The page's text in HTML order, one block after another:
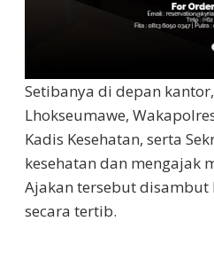
Setibanya di depan
Lhokseumawe,
Kadis Kesehatan, serta
kesehatan dan mengajak
Ajakan tersebut
secara tertib.